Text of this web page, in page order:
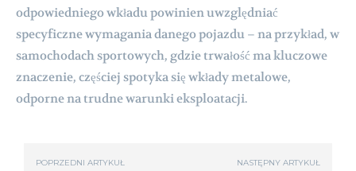
odpowiedniego wkładu powinien uwzględniać
specyficzne wymagania danego pojazdu – na przykład, w
samochodach sportowych, gdzie trwałość ma kluczowe
znaczenie, częściej spotyka się wkłady metalowe,
odporne na trudne warunki eksploatacji.
POPRZEDNI ARTYKUŁ NASTĘPNY ARTYKUŁ